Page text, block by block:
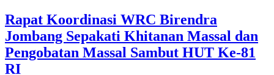
Rapat Koordinasi WRC Birendra
Jombang Sepakati Khitanan Massal dan
Pengobatan Massal Sambut HUT Ke-81
RI